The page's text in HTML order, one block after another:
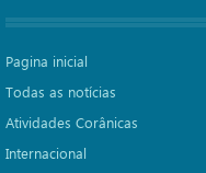
Pagina inicial
Todas as notícias
Atividades Corânicas
Internacional